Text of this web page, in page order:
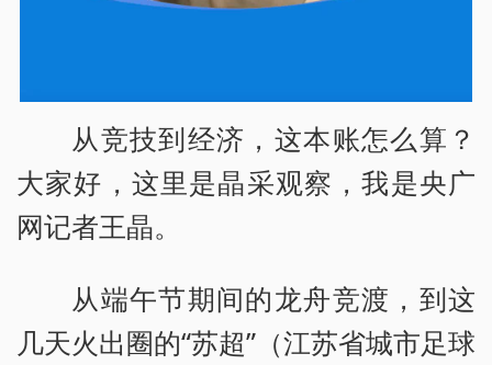
从竞技到经济，这本账怎么算？
大家好，这里是晶采观察，我是央广
网记者王晶。
从端午节期间的龙舟竞渡，到这
几天火出圈的“苏超”（江苏省城市足球